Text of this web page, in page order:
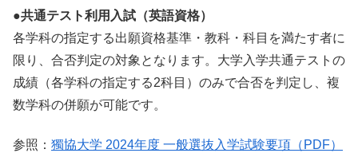
●共通テスト利用入試（英語資格）
各学科の指定する出願資格基準・教科・科目を満たす者に
限り、合否判定の対象となります。大学入学共通テストの
成績（各学科の指定する2科目）のみで合否を判定し、複
数学科の併願が可能です。
参照： 獨協大学 2024年度 一般選抜入学試験要項（PDF）